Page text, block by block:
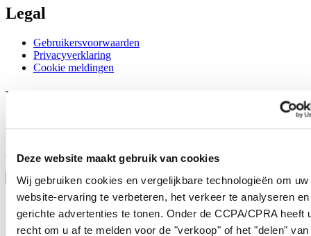
Deze website maakt gebruik van cookies
Wij gebruiken cookies en vergelijkbare technologieën om uw
website-ervaring te verbeteren, het verkeer te analyseren en
gerichte advertenties te tonen. Onder de CCPA/CPRA heeft
recht om u af te melden voor de "verkoop" of het "delen" van
Legal
Gebruikersvoorwaarden
Privacyverklaring
Cookie meldingen
Word lid van de CERTINA club
Meld je aan en ontvang exclusieve aanbiedingen en
productrecensies
Selecteer een land/regio
Taalkeuze
Austria
Belgium
Dutch